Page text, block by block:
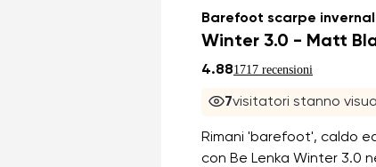
Barefoot scarpe
Winter 3.0 - Matt
4.881717 recensioni
7visitatori stanno
Rimani 'barefoot', caldo
con Be Lenka Winter 3.0